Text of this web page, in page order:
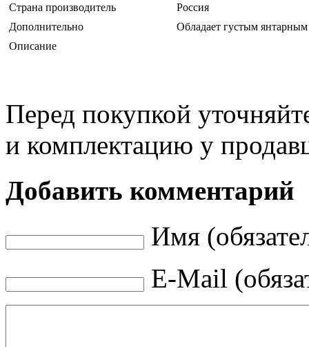
Страна производитель
Россия
Дополнительно
Обладает густым
Описание
Перед покупкой
и комплектацию у
Добавить комментарий
Имя
E-Mail